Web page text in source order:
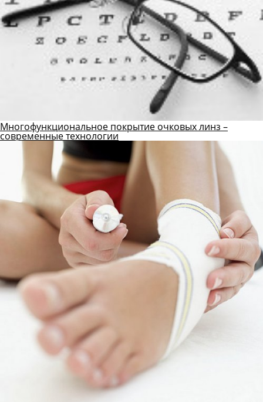
Многофункциональное покрытие очковых линз –
современные технологии